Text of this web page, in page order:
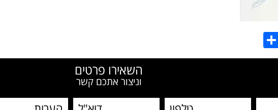
השאירו פרטים
וניצור אתכם קשר